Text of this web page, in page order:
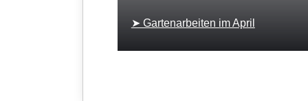
➤ Gartenarbeiten im April